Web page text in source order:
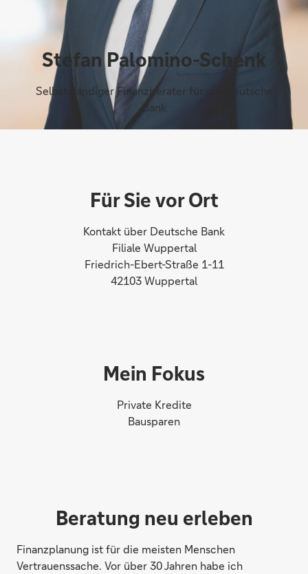
Stefan Palomino-Schenk
Selbstständiger Finanzberater für die Deutsche
Bank
Für Sie vor Ort
Kontakt über Deutsche Bank
Filiale Wuppertal
Friedrich-Ebert-Straße 1-11
42103 Wuppertal
Mein Fokus
Private Kredite
Bausparen
Beratung neu erleben
Finanzplanung ist für die meisten Menschen
Vertrauenssache. Vor über 30 Jahren habe ich